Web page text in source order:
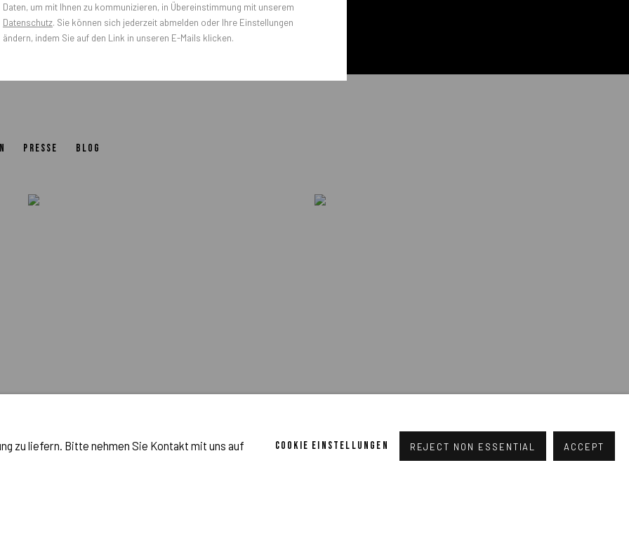
PRESSE BLOG
zu liefern. Bitte nehmen Sie Kontakt mit uns auf
COOKIE EINSTELLUNGEN REJECT NON ESSENTIAL ACCEPT
Daten, um mit Ihnen zu kommunizieren, in Übereinstimmung mit unserem
Datenschutz. Sie können sich jederzeit abmelden oder Ihre Einstellungen
ändern, indem Sie auf den Link in unseren E-Mails klicken.